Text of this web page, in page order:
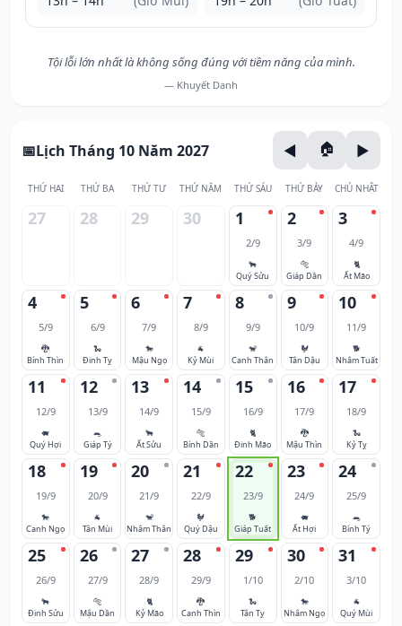
Tội lỗi lớn nhất là không sống đúng với tiềm năng của mình.
— Khuyết Danh
Lịch Tháng 10 Năm 2027
THỨ HAI THỨ BA THỨ TƯ THỨ NĂM THỨ SÁU THỨ BẢY CHỦ NHẬT
27 28 29 30 1
2/9
🐂
Quý Sửu
2
3/9
🐅
Giáp Dần
3
4/9
🐈
Ất Mão
4
5/9
🐉
Bính Thìn
5
6/9
🐍
Đinh Tỵ
6
7/9
🐎
Mậu Ngọ
7
8/9
🐐
Kỷ Mùi
8
9/9
🐒
Canh Thân
9
10/9
🐓
Tân Dậu
10
11/9
🐕
Nhâm Tuất
11
12/9
🐖
Quý Hợi
12
13/9
🐀
Giáp Tý
13
14/9
🐂
Ất Sửu
14
15/9
🐅
Bính Dần
15
16/9
🐈
Đinh Mão
16
17/9
🐉
Mậu Thìn
17
18/9
🐍
Kỷ Tỵ
18
19/9
🐎
Canh Ngọ
19
20/9
🐐
Tân Mùi
20
21/9
🐒
Nhâm Thân
21
22/9
🐓
Quý Dậu
22
23/9
🐕
Giáp Tuất
23
24/9
🐖
Ất Hợi
24
25/9
🐀
Bính Tý
25
26/9
🐂
Đinh Sửu
26
27/9
🐅
Mậu Dần
27
28/9
🐈
Kỷ Mão
28
29/9
🐉
Canh Thìn
29
1/10
🐍
Tân Tỵ
30
2/10
🐎
Nhâm Ngọ
31
3/10
🐐
Quý Mùi